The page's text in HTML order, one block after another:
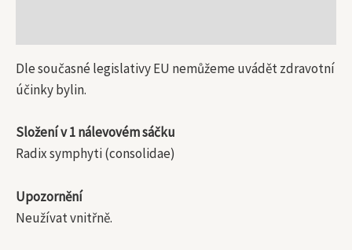
Dle současné legislativy EU nemůžeme uvádět zdravotní
účinky bylin.
Složení v 1 nálevovém sáčku
Radix symphyti (consolidae)
Upozornění
Neužívat vnitřně.